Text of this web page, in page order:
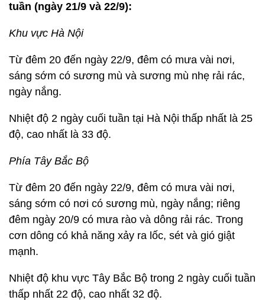
tuần (ngày 21/9 và 22/9):
Khu vực Hà Nội
Từ đêm 20 đến ngày 22/9, đêm có mưa vài nơi,
sáng sớm có sương mù và sương mù nhẹ rải rác,
ngày nắng.
Nhiệt độ 2 ngày cuối tuần tại Hà Nội thấp nhất là 25
độ, cao nhất là 33 độ.
Phía Tây Bắc Bộ
Từ đêm 20 đến ngày 22/9, đêm có mưa vài nơi,
sáng sớm có nơi có sương mù, ngày nắng; riêng
đêm ngày 20/9 có mưa rào và dông rải rác. Trong
cơn dông có khả năng xảy ra lốc, sét và gió giật
mạnh.
Nhiệt độ khu vực Tây Bắc Bộ trong 2 ngày cuối tuần
thấp nhất 22 độ, cao nhất 32 độ.